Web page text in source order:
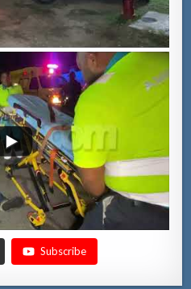
Subscribe